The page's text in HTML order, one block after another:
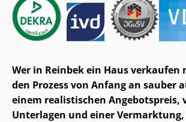
Wer in Reinbek ein Haus verkaufen
den Prozess von Anfang an sauber
einem realistischen Angebotspreis,
Unterlagen und einer